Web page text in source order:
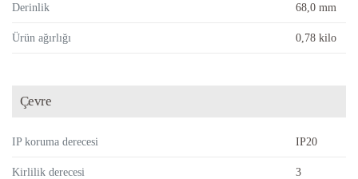
Derinlik 68,0 mm
Ürün ağırlığı 0,78 kilo
Çevre
IP koruma derecesi IP20
Kirlilik derecesi 3